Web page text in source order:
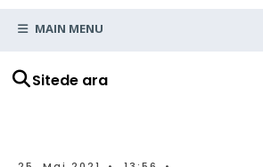
Sitede ara
MAIN MENU